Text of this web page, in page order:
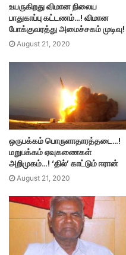
உயருகிறது விமான நிலைய
பாதுகாப்பு கட்டணம்…! விமான
போக்குவரத்து அமைச்சகம் முடிவு!
August 21, 2020
ஒருபக்கம் பொருளாதாரத்தடை…!
மறுபக்கம் ஏவுகணைகள்
அறிமுகம்…! ‘தில்’ காட்டும் ஈரான்
August 21, 2020